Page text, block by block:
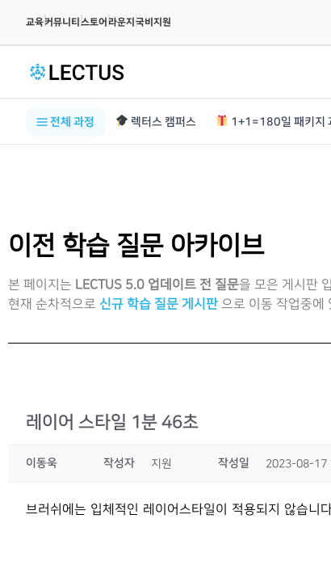
교육|커뮤니티 |스토어 |라운지 |국비지원
전체 과정 렉터스 캠퍼스 1+1=180일 패키지
이전 학습 질문 아카이브
본 페이지는 LECTUS 5.0 업데이트 전 질문을 모은 게시판
현재 순차적으로 신규 학습 질문 게시판 으로 이동 작업중에
레이어 스타일 1분 46초
이동욱 작성자 지원 작성일 2023-08-17
브러쉬에는 입체적인 레이어스타일이 적용되지 않습니